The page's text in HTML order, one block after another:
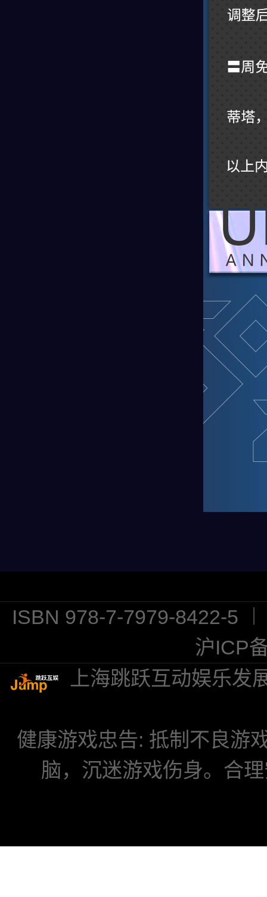
ISBN 978-7-7979-8422-5
沪ICP
上海跳跃互动娱乐发
健康游戏忠告: 抵制不良游
脑，沉迷游戏伤身。合